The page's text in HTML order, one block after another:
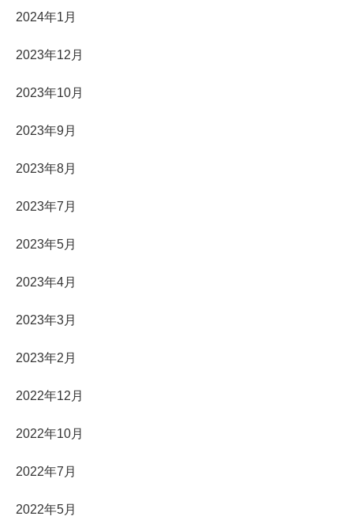
2024年1月
2023年12月
2023年10月
2023年9月
2023年8月
2023年7月
2023年5月
2023年4月
2023年3月
2023年2月
2022年12月
2022年10月
2022年7月
2022年5月